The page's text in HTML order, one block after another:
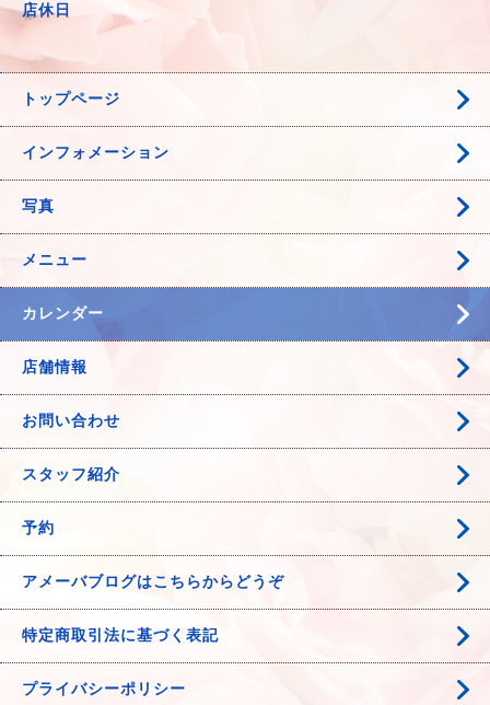
店休日
トップページ
インフォメーション
写真
メニュー
カレンダー
店舗情報
お問い合わせ
スタッフ紹介
予約
アメーバブログはこちらからどうぞ
特定商取引法に基づく表記
プライバシーポリシー